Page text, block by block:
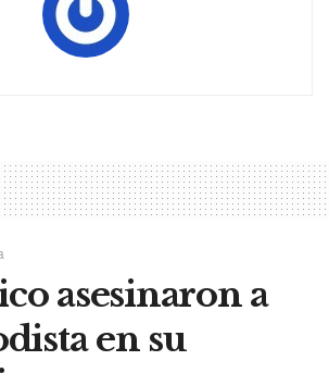
asesinaron a
en su